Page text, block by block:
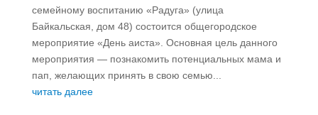
семейному воспитанию «Радуга» (улица
Байкальская, дом 48) состоится общегородское
мероприятие «День аиста». Основная цель данного
мероприятия — познакомить потенциальных мама и
пап, желающих принять в свою семью...
читать далее